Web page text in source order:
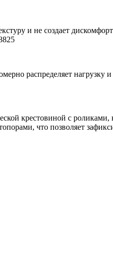
и не создает
распределяет нагрузку
крестовиной с роликами,
что позволяет